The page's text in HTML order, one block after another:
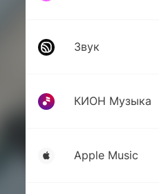
Звук
КИОН Музыка
Apple Music